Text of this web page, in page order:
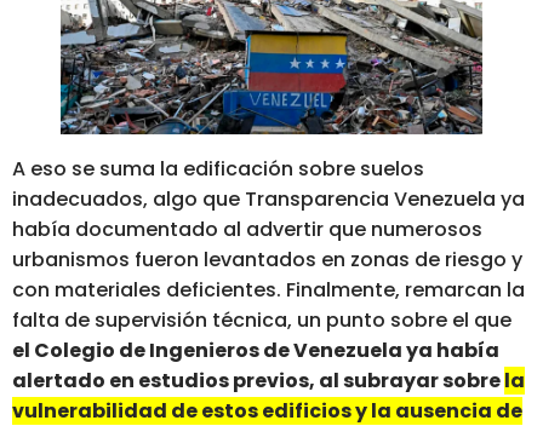
A eso se suma la edificación sobre suelos
inadecuados, algo que Transparencia Venezuela ya
había documentado al advertir que numerosos
urbanismos fueron levantados en zonas de riesgo y
con materiales deficientes. Finalmente, remarcan la
falta de supervisión técnica, un punto sobre el que
el Colegio de Ingenieros de Venezuela ya había
alertado en estudios previos, al subrayar sobrela
vulnerabilidad de estos edificios y la ausencia de